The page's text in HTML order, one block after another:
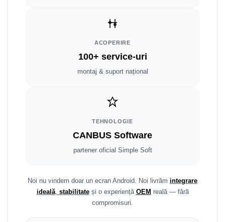
Rame adaptoare Subaru
Rame adaptoare Land Rover
ACOPERIRE
100+ service-uri
montaj & suport național
TEHNOLOGIE
CANBUS Software
partener oficial Simple Soft
Noi nu vindem doar un ecran Android. Noi livrăm integrare
ideală, stabilitateși o experiență OEM reală — fără
compromisuri.